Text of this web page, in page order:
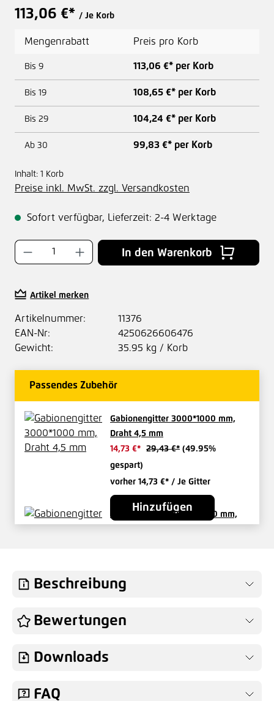
113,06 €* / Je Korb
Mengenrabatt Preis pro Korb
Bis 9 113,06 €* per Korb
Bis 19 108,65 €* per Korb
Bis 29 104,24 €* per Korb
Ab 30 99,83 €* per Korb
Inhalt: 1 Korb
Preise inkl. MwSt. zzgl. Versandkosten
Sofort verfügbar, Lieferzeit: 2-4 Werktage
Produkt Anzahl: Gib den gewünschten
In den Warenkorb
Artikel merken
Artikelnummer:
11376
EAN-Nr:
4250626606476
Gewicht:
35.95 kg / Korb
Passendes Zubehör
Gabionengitter 3000*1000 mm,
Draht 4,5 mm
14,73 €*
29,43 €* (49.95%
gespart)
vorher 14,73 €* / Je Gitter
Hinzufügen
Gabionengitter 3000*0500 mm,
Draht 4,5 mm
Beschreibung
Bewertungen
Downloads
FAQ